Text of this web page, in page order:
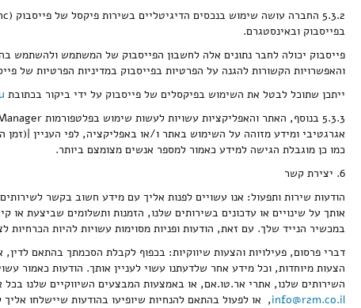
בפייסבוק ובאינסטגרם.
פייסבוק יכולה לחבר נתונים אלה לחשבון הפייסבוק של המשתמש ולהשתמש
והאפשרויות הקשורות להגנה על הפרטיות בפייסבוק במדיניות הפרטיות של
ייתכן שתוכל לבטל את השימוש בפיקסלים של פייסבוק על ידי ביקור בכתובת
אגרגטיבי ומידע מזוהה על השימוש באתר ו/או באפליקציה, לפי העניין
כמו כן מוגבלת הגישה למידע כאמור למספר אנשים מצומצם ביותר.
6. יצירת קשר
הודעות שירות ותפעול: אנו עשויים לפנות אליך עם מידע חשוב בקשר
אותך על שינויים או עדכונים בשירותים שלנו, הזמנות ותשלומים שביצעת
במכשיר הנייד שלך. עם זאת, הודעות ופניות מסוימות עשויות להיות הכרחיות
דברי פרסום, פעילויות והצעות שיווקיות: בכפוף לקבלת הסכמתך בהתאם לדין,
הצעות מיוחדות, וכל מידע אחר שלדעתנו עשוי לעניין אותך. הודעות
השירותים שלנו, אתרי אר.טו.אם, או באמצעות המבצעים השיווקיים שלנו
info@r2m.co.il, או לפעול בהתאם להנחיות שיופיעו בהודעות שיישלחו